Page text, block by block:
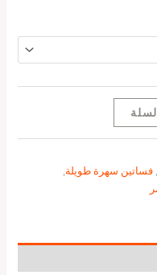
فساتين سهرة طويلة